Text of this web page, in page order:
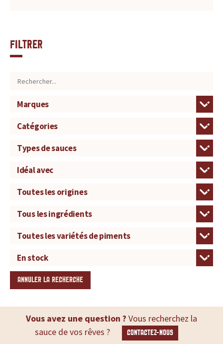
Filtrer
ANNULER LA RECHERCHE
Vous avez une question ? Vous recherchez la
sauce de vos rêves ?
CONTACTEZ-NOUS